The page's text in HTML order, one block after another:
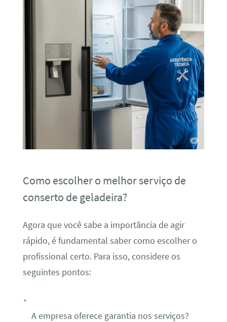
Como escolher o melhor serviço de
conserto de geladeira?
Agora que você sabe a importância de agir
rápido, é fundamental saber como escolher o
profissional certo. Para isso, considere os
seguintes pontos:
A empresa oferece garantia nos serviços?